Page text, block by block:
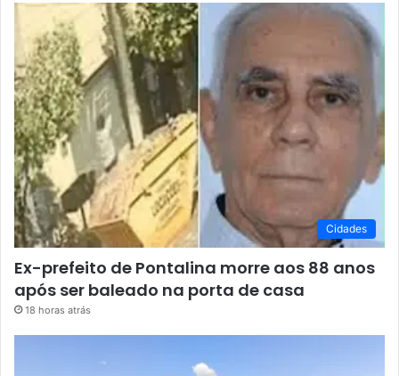
Cidades
Ex-prefeito de Pontalina morre aos 88 anos
após ser baleado na porta de casa
18 horas atrás